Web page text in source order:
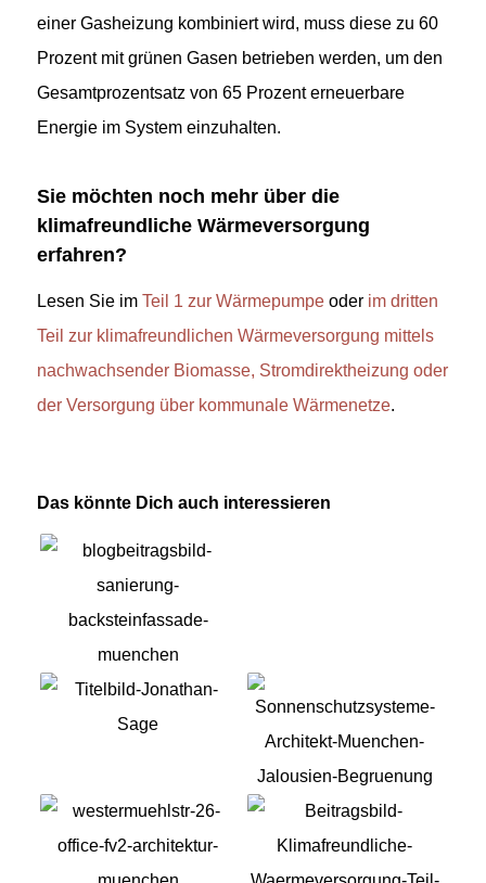
einer Gasheizung kombiniert wird, muss diese zu 60
Prozent mit grünen Gasen betrieben werden, um den
Gesamtprozentsatz von 65 Prozent erneuerbare
Energie im System einzuhalten.
Sie möchten noch mehr über die
klimafreundliche Wärmeversorgung
erfahren?
Lesen Sie im Teil 1 zur Wärmepumpeoder im dritten
Teil zur klimafreundlichen Wärmeversorgung mittels
nachwachsender Biomasse, Stromdirektheizung oder
der Versorgung über kommunale Wärmenetze.
Das könnte Dich auch interessieren